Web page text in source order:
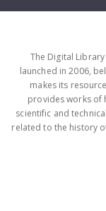
The Digital
launched in 2006,
makes its
provides works of
scientific and
related to the history